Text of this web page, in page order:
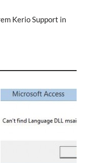
Kerio Support in